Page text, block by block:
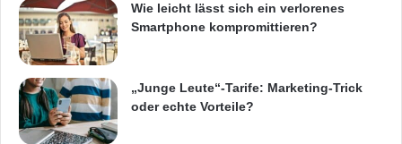
Vom Frage-Antwort-Spiel zur neuen Dating-
App
„Die Idee zu Candidate entstand im Prinzip
n
d
e
s
a
Wie leicht lässt sich ein verlorenes
Smartphone kompromittieren?
„Junge Leute“-Tarife: Marketing-Trick
oder echte Vorteile?